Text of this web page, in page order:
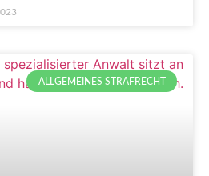
ALLGEMEINES STRAFRECHT